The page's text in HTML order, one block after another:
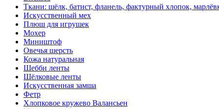
Ткани: шёлк, батист, фланель, фактурный хлопок,
Искусственный мех
Плюш для игрушек
Мохер
Миништоф
Овечья шерсть
Кожа натуральная
Шебби ленты
Шёлковые ленты
Искусственная замша
Фетр
Хлопковое кружево Валансьен